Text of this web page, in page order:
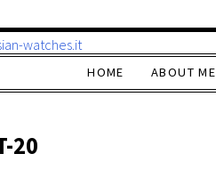
HOME ABOUT ME
20